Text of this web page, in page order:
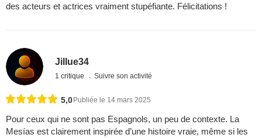
des acteurs et actrices vraiment stupéfiante. Félicitations !
Jillue34
1 critique Suivre son activité
5,0 Publiée le 14 mars 2025
Pour ceux qui ne sont pas Espagnols, un peu de contexte. La
Mesías est clairement inspirée d’une histoire vraie, même si les